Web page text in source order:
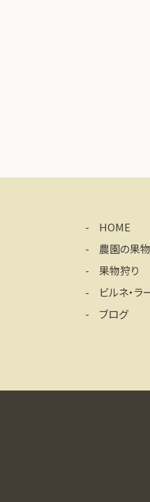
HOME
農園の果物
果物狩り
ビルネ・ラ
ブログ